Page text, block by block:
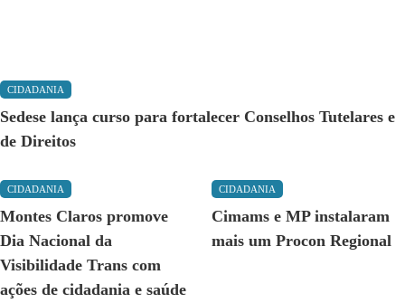
CIDADANIA
Sedese lança curso para fortalecer Conselhos Tutelares e
de Direitos
CIDADANIA
Montes Claros promove
Dia Nacional da
Visibilidade Trans com
ações de cidadania e saúde
CIDADANIA
Cimams e MP instalaram
mais um Procon Regional